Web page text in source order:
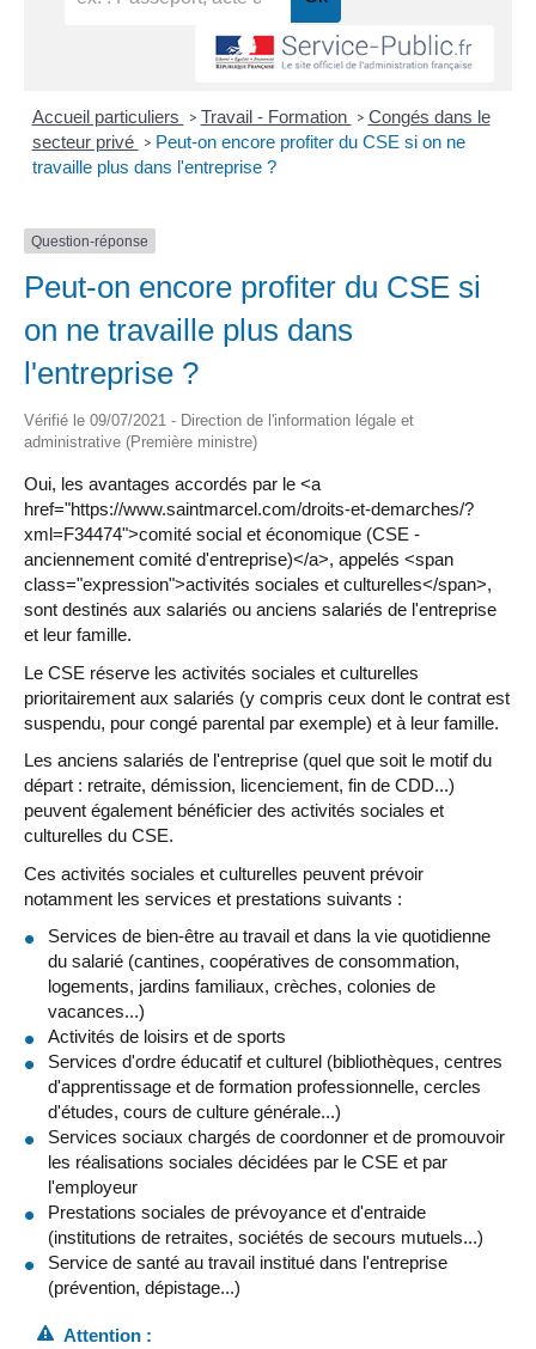
Accueil particuliers > Travail - Formation > Congés dans le
secteur privé > Peut-on encore profiter du CSE si on ne
travaille plus dans l'entreprise ?
Question-réponse
Peut-on encore profiter du CSE si
on ne travaille plus dans
l'entreprise ?
Vérifié le 09/07/2021 - Direction de l'information légale et
administrative (Première ministre)
Oui, les avantages accordés par le <a
href="https://www.saintmarcel.com/droits-et-demarches/?
xml=F34474">comité social et économique (CSE -
anciennement comité d'entreprise)</a>, appelés <span
class="expression">activités sociales et culturelles</span>,
sont destinés aux salariés ou anciens salariés de l'entreprise
et leur famille.
Le CSE réserve les activités sociales et culturelles
prioritairement aux salariés (y compris ceux dont le contrat est
suspendu, pour congé parental par exemple) et à leur famille.
Les anciens salariés de l'entreprise (quel que soit le motif du
départ : retraite, démission, licenciement, fin de CDD...)
peuvent également bénéficier des activités sociales et
culturelles du CSE.
Ces activités sociales et culturelles peuvent prévoir
notamment les services et prestations suivants :
Services de bien-être au travail et dans la vie quotidienne
du salarié (cantines, coopératives de consommation,
logements, jardins familiaux, crèches, colonies de
vacances...)
Activités de loisirs et de sports
Services d'ordre éducatif et culturel (bibliothèques, centres
d'apprentissage et de formation professionnelle, cercles
d'études, cours de culture générale...)
Services sociaux chargés de coordonner et de promouvoir
les réalisations sociales décidées par le CSE et par
l'employeur
Prestations sociales de prévoyance et d'entraide
(institutions de retraites, sociétés de secours mutuels...)
Service de santé au travail institué dans l'entreprise
(prévention, dépistage...)
Attention :